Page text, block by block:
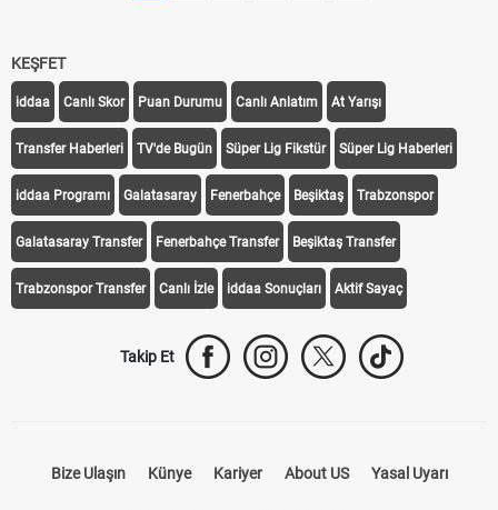
KEŞFET
iddaa Canlı Skor Puan Durumu Canlı Anlatım At Yarışı
Transfer Haberleri TV'de Bugün Süper Lig Fikstür Süper Lig Haberleri
iddaa Programı Galatasaray Fenerbahçe Beşiktaş Trabzonspor
Galatasaray Transfer Fenerbahçe Transfer Beşiktaş Transfer
Trabzonspor Transfer Canlı İzle iddaa Sonuçları Aktif Sayaç
Takip Et
Bize Ulaşın Künye Kariyer About US Yasal Uyarı